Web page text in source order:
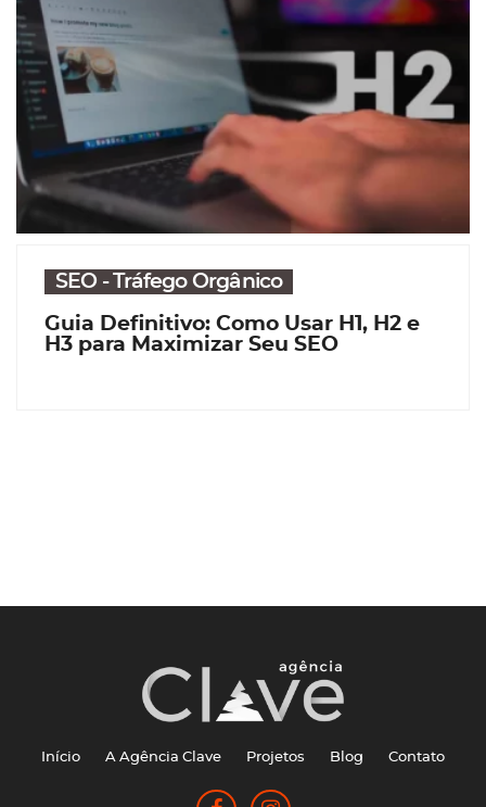
SEO - Tráfego Orgânico
Guia Definitivo: Como Usar H1, H2 e
H3 para Maximizar Seu SEO
Início A Agência Clave Projetos Blog Contato